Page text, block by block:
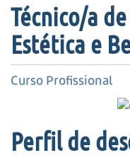
a
A
Técnico/a
Estética e
Curso Profissional
Perfil de